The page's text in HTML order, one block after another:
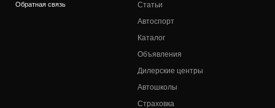
Обратная связь
Статьи
Автоспорт
Каталог
Объявления
Дилерские центры
Автошколы
Страховка